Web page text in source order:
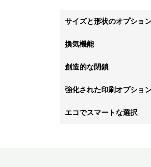
サイズと形状のオプショ
換気機能
創造的な閉鎖
強化された印刷オプショ
エコでスマートな選択